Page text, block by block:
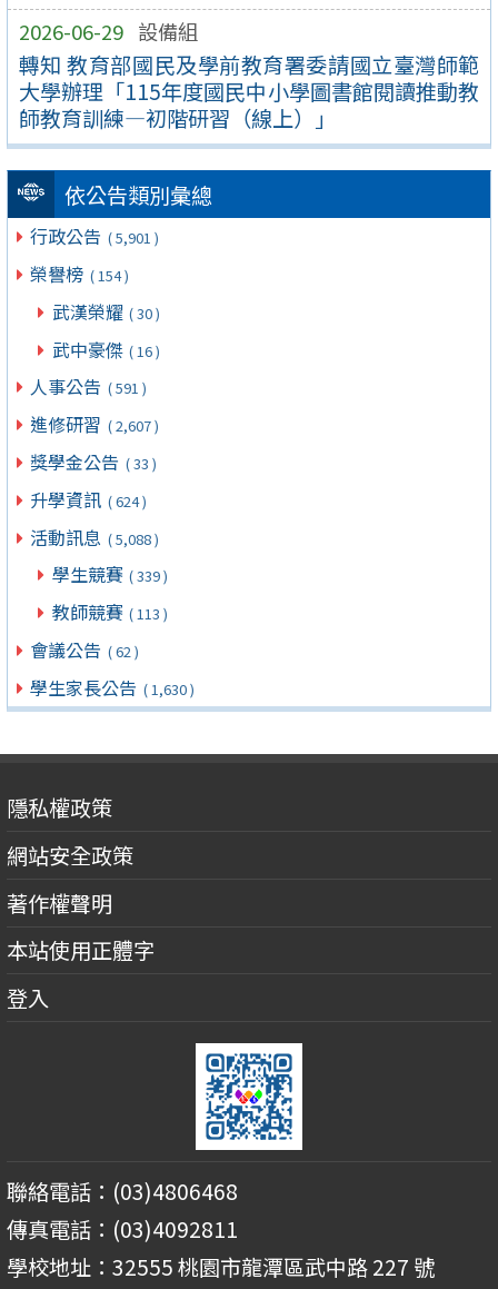
2026-06-29 設備組
轉知 教育部國民及學前教育署委請國立臺灣師範
大學辦理「115年度國民中小學圖書館閱讀推動教
師教育訓練—初階研習（線上）」
依公告類別彙總
行政公告 ( 5,901 )
榮譽榜 ( 154 )
武漢榮耀 ( 30 )
武中豪傑 ( 16 )
人事公告 ( 591 )
進修研習 ( 2,607 )
獎學金公告 ( 33 )
升學資訊 ( 624 )
活動訊息 ( 5,088 )
學生競賽 ( 339 )
教師競賽 ( 113 )
會議公告 ( 62 )
學生家長公告 ( 1,630 )
隱私權政策
網站安全政策
著作權聲明
本站使用正體字
登入
聯絡電話：(03)4806468
傳真電話：(03)4092811
學校地址：32555 桃園市龍潭區武中路 227 號